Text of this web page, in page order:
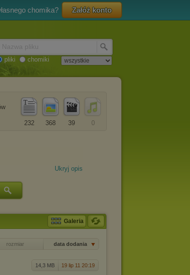
chomika? Załóż konto
pliki chomiki
0
39
368
232
Ukryj opis
Galeria
rozmiar data dodania
14,3 MB 19 lip 11 20:19